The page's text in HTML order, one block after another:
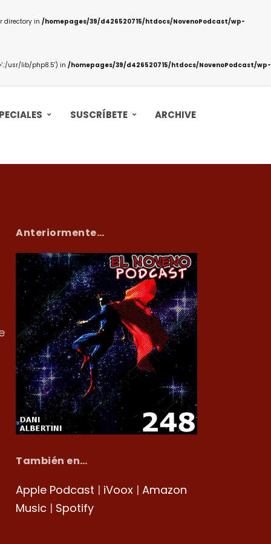
directory in /homepages/39/d426520715/htdocs/NovenoPodcast/wp-
usr/lib/php8.5') in /homepages/39/d426520715/htdocs/NovenoPodcast/wp-
SUSCRÍBETE ARCHIVE
Anteriormente…
También en…
Apple Podcast | iVoox | Amazon
Music | Spotify